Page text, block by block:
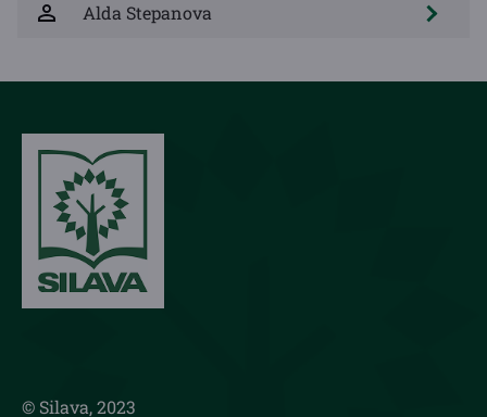
Alda Stepanova
© Silava, 2023